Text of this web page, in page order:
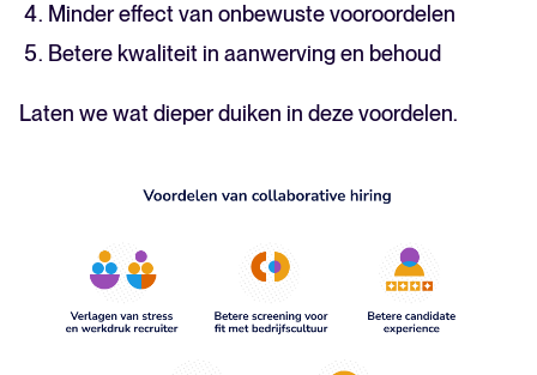
Minder effect van onbewuste vooroordelen
Betere kwaliteit in aanwerving en behoud
Laten we wat dieper duiken in deze voordelen.